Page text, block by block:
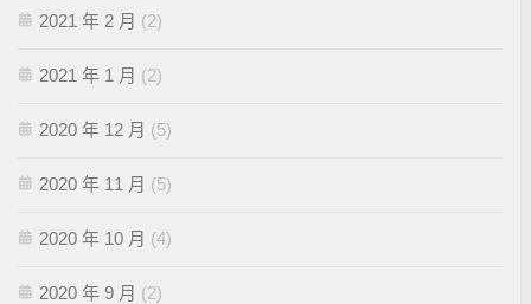
2021 年 2 月 (2)
2021 年 1 月 (2)
2020 年 12 月 (5)
2020 年 11 月 (5)
2020 年 10 月 (4)
2020 年 9 月 (2)